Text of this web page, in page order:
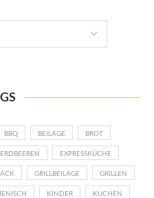
BBQ BEILAGE BROT
ERDBEEREN EXPRESSKÜCHE
GRILLBEILAGE GRILLEN
KINDER KUCHEN